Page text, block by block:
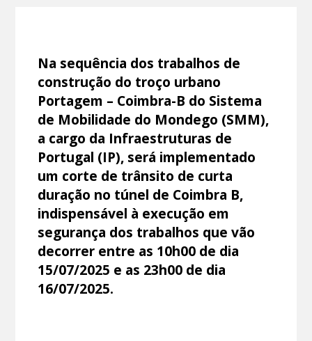
Na sequência dos trabalhos de
construção do troço urbano
Portagem – Coimbra-B do Sistema
de Mobilidade do Mondego (SMM),
a cargo da Infraestruturas de
Portugal (IP), será implementado
um corte de trânsito de curta
duração no túnel de Coimbra B,
indispensável à execução em
segurança dos trabalhos que vão
decorrer entre as 10h00 de dia
15/07/2025 e as 23h00 de dia
16/07/2025.